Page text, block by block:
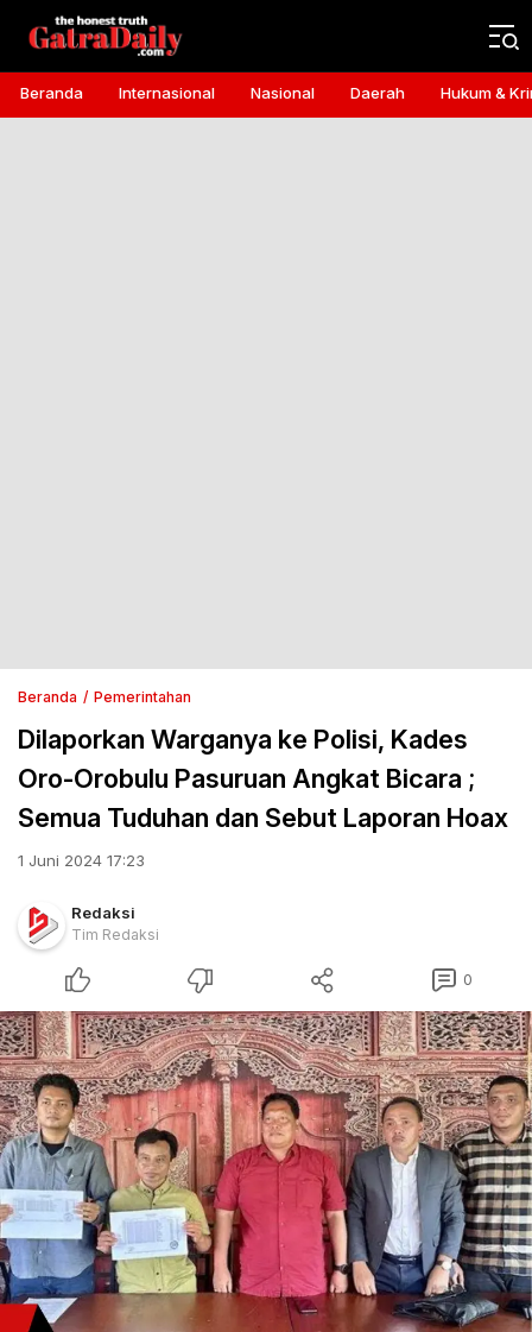
Gatra Daily
the honest truth
Beranda Internasional Nasional Daerah Hukum &
Beranda Pemerintahan
Dilaporkan Warganya ke Polisi, Kades
Oro-Orobulu Pasuruan Angkat Bicara ;
Semua Tuduhan dan Sebut Laporan Hoax
1 Juni 2024 17:23
Redaksi
Tim Redaksi
0